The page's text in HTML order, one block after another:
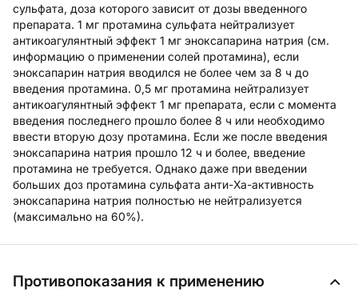
сульфата, доза которого зависит от дозы введенного
препарата. 1 мг протамина сульфата нейтрализует
антикоагулянтный эффект 1 мг эноксапарина натрия (см.
информацию о применении солей протамина), если
эноксапарин натрия вводился не более чем за 8 ч до
введения протамина. 0,5 мг протамина нейтрализует
антикоагулянтный эффект 1 мг препарата, если с момента
введения последнего прошло более 8 ч или необходимо
ввеcти вторую дозу протамина. Если же после введения
эноксапарина натрия прошло 12 ч и более, введение
протамина не требуется. Однако даже при введении
больших доз протамина сульфата анти-Ха-активность
эноксапарина натрия полностью не нейтрализуется
(максимально на 60%).
Противопоказания к применению